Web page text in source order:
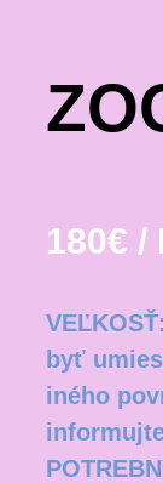
180€ /
byť
iného